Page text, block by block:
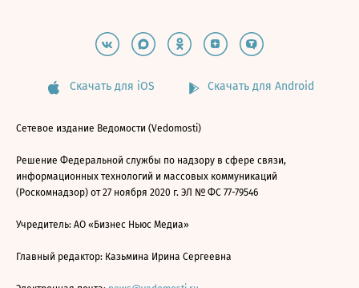
Скачать для iOS Скачать для Android
Сетевое издание Ведомости (Vedomosti)
Решение Федеральной службы по надзору в сфере связи,
информационных технологий и массовых коммуникаций
(Роскомнадзор) от 27 ноября 2020 г. ЭЛ № ФС 77-79546
Учредитель: АО «Бизнес Ньюс Медиа»
Главный редактор: Казьмина Ирина Сергеевна